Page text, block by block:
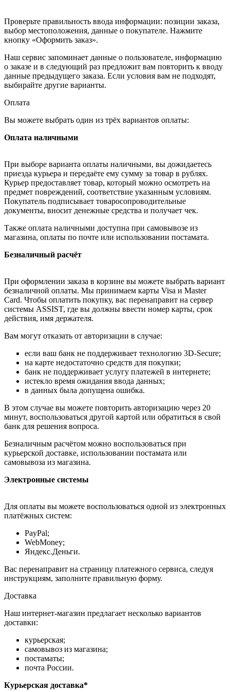
Проверьте правильность ввода информации: позиции заказа,
выбор местоположения, данные о покупателе. Нажмите
кнопку «Оформить заказ».
Наш сервис запоминает данные о пользователе, информацию
о заказе и в следующий раз предложит вам повторить к вводу
данные предыдущего заказа. Если условия вам не подходят,
выбирайте другие варианты.
Оплата
Вы можете выбрать один из трёх вариантов оплаты:
Оплата наличными
При выборе варианта оплаты наличными, вы дожидаетесь
приезда курьера и передаёте ему сумму за товар в рублях.
Курьер предоставляет товар, который можно осмотреть на
предмет повреждений, соответствие указанным условиям.
Покупатель подписывает товаросопроводительные
документы, вносит денежные средства и получает чек.
Также оплата наличными доступна при самовывозе из
магазина, оплаты по почте или использовании постамата.
Безналичный расчёт
При оформлении заказа в корзине вы можете выбрать вариант
безналичной оплаты. Мы принимаем карты Visa и Master
Card. Чтобы оплатить покупку, вас перенаправит на сервер
системы ASSIST, где вы должны ввести номер карты, срок
действия, имя держателя.
Вам могут отказать от авторизации в случае:
если ваш банк не поддерживает технологию 3D-Secure;
на карте недостаточно средств для покупки;
банк не поддерживает услугу платежей в интернете;
истекло время ожидания ввода данных;
в данных была допущена ошибка.
В этом случае вы можете повторить авторизацию через 20
минут, воспользоваться другой картой или обратиться в свой
банк для решения вопроса.
Безналичным расчётом можно воспользоваться при
курьерской доставке, использовании постамата или
самовывоза из магазина.
Электронные системы
Для оплаты вы можете воспользоваться одной из электронных
платёжных систем:
PayPal;
WebMoney;
Яндекс.Деньги.
Вас перенаправит на страницу платежного сервиса, следуя
инструкциям, заполните правильную форму.
Доставка
Наш интернет-магазин предлагает несколько вариантов
доставки:
курьерская;
самовывоз из магазина;
постаматы;
почта России.
Курьерская доставка*